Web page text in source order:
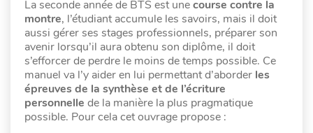
La seconde année de BTS est unecourse contre la
montre, l’étudiant accumule les savoirs, mais il doit
aussi gérer ses stages professionnels, préparer son
avenir lorsqu’il aura obtenu son diplôme, il doit
s’efforcer de perdre le moins de temps possible. Ce
manuel va l’y aider en lui permettant d’aborder les
épreuves de la synthèse et de l’écriture
personnelle de la manière la plus pragmatique
possible. Pour cela cet ouvrage propose :